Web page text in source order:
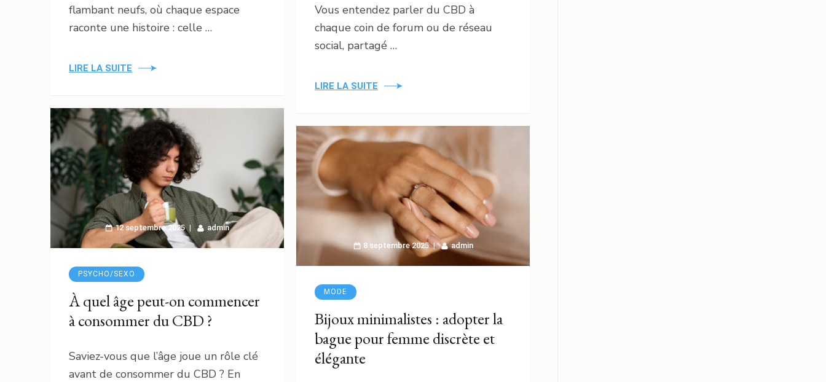
flambant neufs, où chaque espace
raconte une histoire : celle …
LIRE LA SUITE
Vous entendez parler du CBD à
chaque coin de forum ou de réseau
social, partagé …
LIRE LA SUITE
12 septembre 2025 admin
PSYCHO/SEXO
À quel âge peut-on commencer
à consommer du CBD ?
Saviez-vous que l’âge joue un rôle clé
avant de consommer du CBD ? En
8 septembre 2025 admin
MODE
Bijoux minimalistes : adopter la
bague pour femme discrète et
élégante